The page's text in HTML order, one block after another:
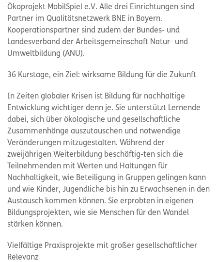
Ökoprojekt MobilSpiel e.V. Alle drei Einrichtungen sind
Partner im Qualitätsnetzwerk BNE in Bayern.
Kooperationspartner sind zudem der Bundes- und
Landesverband der Arbeitsgemeinschaft Natur- und
Umweltbildung (ANU).
36 Kurstage, ein Ziel: wirksame Bildung für die Zukunft
In Zeiten globaler Krisen ist Bildung für nachhaltige
Entwicklung wichtiger denn je. Sie unterstützt Lernende
dabei, sich über ökologische und gesellschaftliche
Zusammenhänge auszutauschen und notwendige
Veränderungen mitzugestalten. Während der
zweijährigen Weiterbildung beschäftig-ten sich die
Teilnehmenden mit Werten und Haltungen für
Nachhaltigkeit, wie Beteiligung in Gruppen gelingen kann
und wie Kinder, Jugendliche bis hin zu Erwachsenen in den
Austausch kommen können. Sie erprobten in eigenen
Bildungsprojekten, wie sie Menschen für den Wandel
stärken können.
Vielfältige Praxisprojekte mit großer gesellschaftlicher
Relevanz